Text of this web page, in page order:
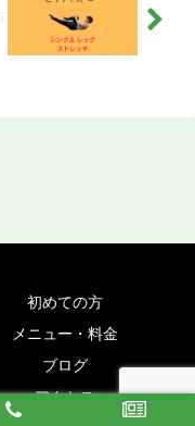
初めての方
メニュー・料金
ブログ
アクセス